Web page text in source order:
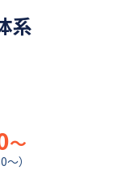
系
～
）